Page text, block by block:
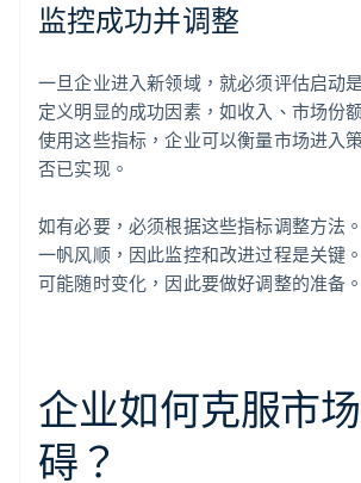
监控成功并调整
一旦企业进入新领域，就必须评估启动
定义明显的成功因素，如收入、市场份
使用这些指标，企业可以衡量市场进入
否已实现。
如有必要，必须根据这些指标调整方法
一帆风顺，因此监控和改进过程是关键
可能随时变化，因此要做好调整的准备。
企业如何克服市
碍？